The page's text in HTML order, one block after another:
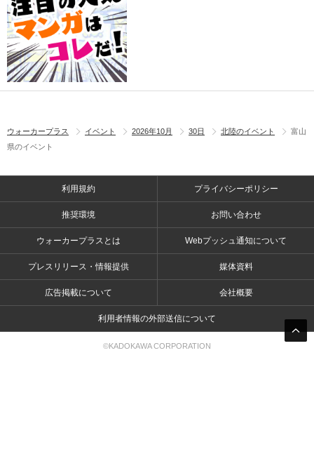
ウォーカープラス イベント 2026年10月 30日 北陸のイベント
富山
県のイベント
利用規約 プライバシーポリシー
推奨環境 お問い合わせ
ウォーカープラスとは Webプッシュ通知について
プレスリリース・情報提供 媒体資料
広告掲載について 会社概要
利用者情報の外部送信について
©KADOKAWA CORPORATION